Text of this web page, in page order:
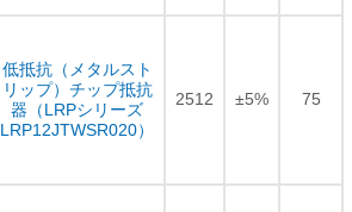
低抵抗（メタルスト
リップ）チップ抵抗
器（LRPシリーズ
LRP12JTWSR020）
2512 ±5% 75